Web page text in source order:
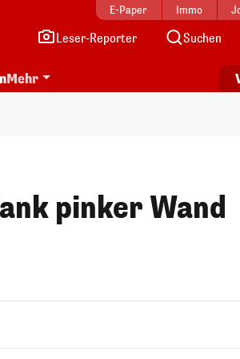
E-Paper Immo
Leser-Reporter Suchen
Mehr
pinker Wand